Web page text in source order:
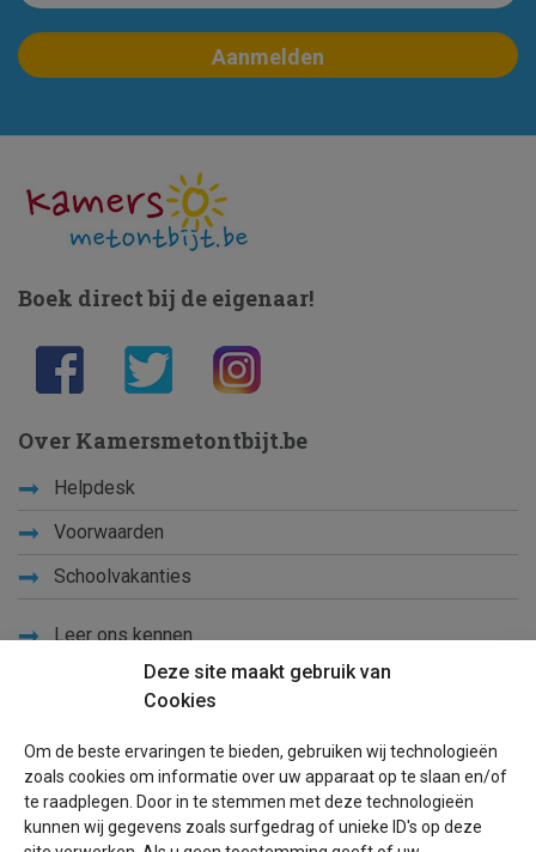
Deze site maakt gebruik van
Cookies
Om de beste ervaringen te bieden, gebruiken wij technologieën
zoals cookies om informatie over uw apparaat op te slaan en/of
te raadplegen. Door in te stemmen met deze technologieën
kunnen wij gegevens zoals surfgedrag of unieke ID's op deze
Boek direct bij de eigenaar!
Over Kamersmetontbijt.be
Helpdesk
Voorwaarden
Schoolvakanties
Leer ons kennen
Sitemap
Blog